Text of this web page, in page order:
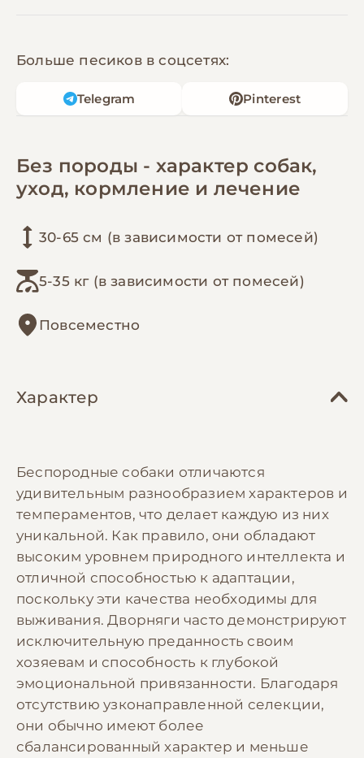
Больше песиков в соцсетях:
Telegram Pinterest
Без породы - характер собак,
уход, кормление и лечение
30-65 см (в зависимости от помесей)
5-35 кг (в зависимости от помесей)
Повсеместно
Характер
Беспородные собаки отличаются
удивительным разнообразием характеров и
темпераментов, что делает каждую из них
уникальной. Как правило, они обладают
высоким уровнем природного интеллекта и
отличной способностью к адаптации,
поскольку эти качества необходимы для
выживания. Дворняги часто демонстрируют
исключительную преданность своим
хозяевам и способность к глубокой
эмоциональной привязанности. Благодаря
отсутствию узконаправленной селекции,
они обычно имеют более
сбалансированный характер и меньше